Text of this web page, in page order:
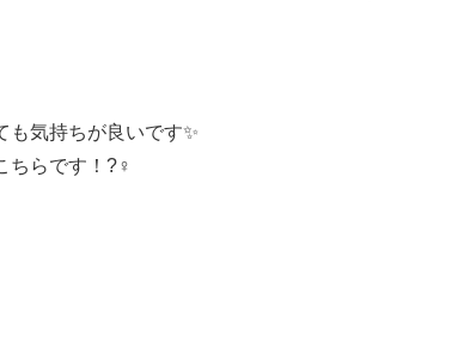
気持ちが良いです✨
ちらです！?‍♀️